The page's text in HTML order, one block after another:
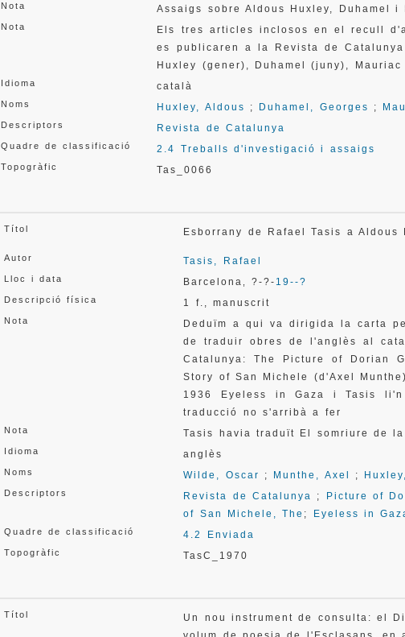
Nota Assaigs sobre Aldous Huxley, Duhamel i
Nota
Els tres articles inclosos en el recull
es publicaren a la Revista de
Huxley (gener), Duhamel (juny), Mauriac
Idioma català
Noms Huxley, Aldous ; Duhamel, Georges ;
Descriptors Revista de Catalunya
Quadre de classificació 2.4 Treballs d'investigació i assaigs
Topogràfic Tas_0066
Títol Esborrany de Rafael Tasis a
Autor Tasis, Rafael
Lloc i data Barcelona ,?-?- 19--?
Descripció física 1 f., manuscrit
Nota
Deduïm a qui va dirigida la carta
de traduir obres de l'anglès al
Catalunya: The Picture of Dorian
Story of San Michele (d'Axel
1936 Eyeless in Gaza i Tasis
traducció no s'arribà a fer
Nota Tasis havia traduït El somriure de
Idioma anglès
Noms Wilde, Oscar ; Munthe, Axel ;
Descriptors Revista de Catalunya ; Picture of
of San Michele, The ; Eyeless in
Quadre de classificació 4.2 Enviada
Topogràfic TasC_1970
Títol
Un nou instrument de consulta: el